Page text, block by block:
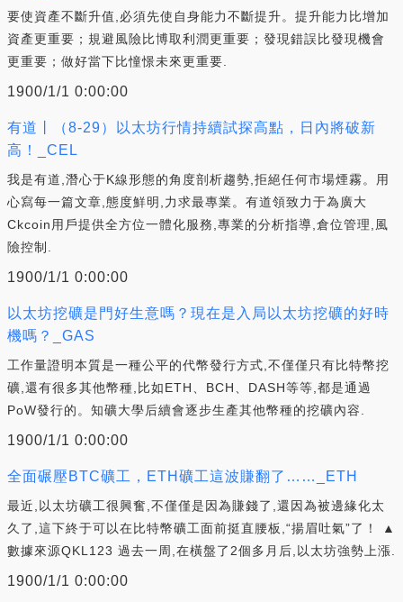
要使資產不斷升值,必須先使自身能力不斷提升。提升能力比增加
資產更重要；規避風險比博取利潤更重要；發現錯誤比發現機會
更重要；做好當下比憧憬未來更重要.
1900/1/1 0:00:00
有道丨（8-29）以太坊行情持續試探高點，日內將破新
高！_CEL
我是有道,潛心于K線形態的角度剖析趨勢,拒絕任何市場煙霧。用
心寫每一篇文章,態度鮮明,力求最專業。有道領致力于為廣大
Ckcoin用戶提供全方位一體化服務,專業的分析指導,倉位管理,風
險控制.
1900/1/1 0:00:00
以太坊挖礦是門好生意嗎？現在是入局以太坊挖礦的好時
機嗎？_GAS
工作量證明本質是一種公平的代幣發行方式,不僅僅只有比特幣挖
礦,還有很多其他幣種,比如ETH、BCH、DASH等等,都是通過
PoW發行的。知礦大學后續會逐步生產其他幣種的挖礦內容.
1900/1/1 0:00:00
全面碾壓BTC礦工，ETH礦工這波賺翻了……_ETH
最近,以太坊礦工很興奮,不僅僅是因為賺錢了,還因為被邊緣化太
久了,這下終于可以在比特幣礦工面前挺直腰板,“揚眉吐氣”了！ ▲
數據來源QKL123 過去一周,在橫盤了2個多月后,以太坊強勢上漲.
1900/1/1 0:00:00